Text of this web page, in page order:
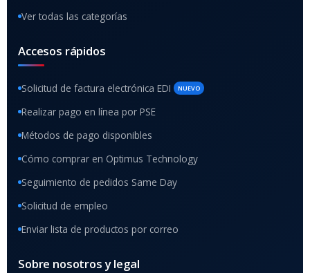
Ver todas las categorías
Accesos rápidos
Solicitud de factura electrónica EDI NUEVO
Realizar pago en línea por PSE
Métodos de pago disponibles
Cómo comprar en Optimus Technology
Seguimiento de pedidos Same Day
Solicitud de empleo
Enviar lista de productos por correo
Sobre nosotros y legal